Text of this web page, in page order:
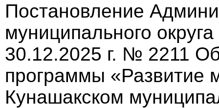
Постановление
муниципального
30.12.2025 г. № 2211
программы «Развитие
Кунашакском